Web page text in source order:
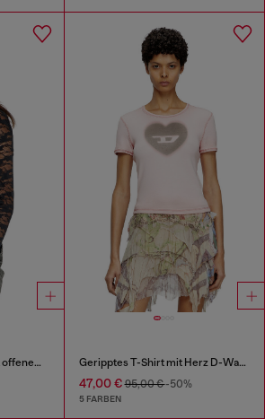
Body aus Nylonspitze mit offenem Rücken Geripptes T-Shirt mit Herz D-Wasserfarbe-Effekt
47,00 €95,00 €-50%
5 FARBEN